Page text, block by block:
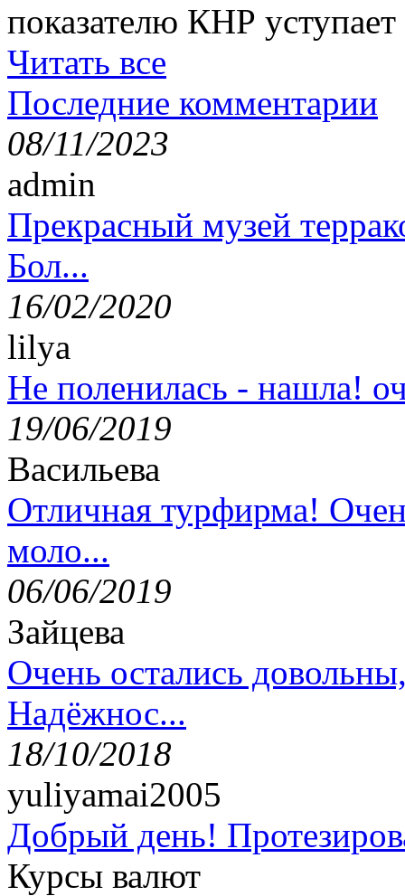
показателю КНР
Читать все
Последние комментарии
08/11/2023
admin
Прекрасный музей
Бол...
16/02/2020
lilya
Не поленилась - нашла!
19/06/2019
Васильева
Отличная турфирма!
моло...
06/06/2019
Зайцева
Очень остались
Надёжнос...
18/10/2018
yuliyamai2005
Добрый день!
Курсы валют